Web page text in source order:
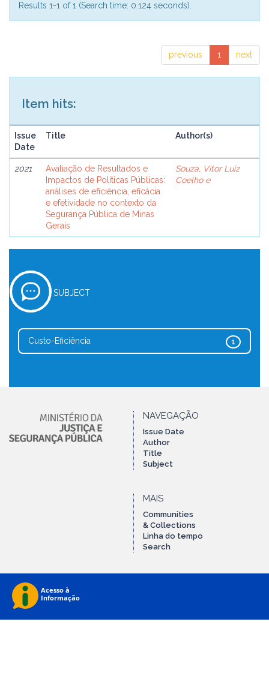
Results 1-1 of 1 (Search time: 0.124 seconds).
previous 1 next
Item hits:
Issue
Date
Title Author(s)
2021
Avaliação de Resultados e
Impactos de Políticas Públicas:
análises de eficiência, eficácia
e efetividade no contexto da
Segurança Pública de Minas
Gerais
Souza, Vitor Luiz
Coelho e
SUBJECT
1
Custo-Eficiência
NAVEGAÇÃO
Issue Date
Author
Title
Subject
MAIS
Communities
& Collections
Linha do tempo
Search